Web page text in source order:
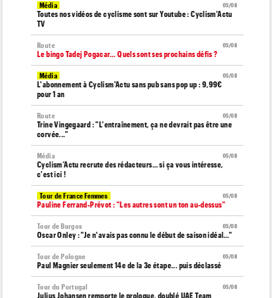
05/08
Média
Toutes nos vidéos de cyclisme sont sur Youtube : Cyclism'Actu
TV
05/08
Route
Le bingo Tadej Pogacar... Quels sont ses prochains défis ?
05/08
Média
L'abonnement à Cyclism'Actu sans pub sans pop up : 9,99€
pour 1 an
05/08
Route
Trine Vingegaard : "L'entraînement, ça ne devrait pas être une
corvée..."
05/08
Média
Cyclism’Actu recrute des rédacteurs… si ça vous intéresse,
c'est ici !
05/08
Tour de France Femmes
Pauline Ferrand-Prévot : "Les autres sont un ton au-dessus"
05/08
Tour de Burgos
Oscar Onley : "Je n'avais pas connu le début de saison idéal…"
05/08
Tour de Pologne
Paul Magnier seulement 14e de la 3e étape... puis déclassé
05/08
Tour du Portugal
Julius Johansen remporte le prologue, doublé UAE Team